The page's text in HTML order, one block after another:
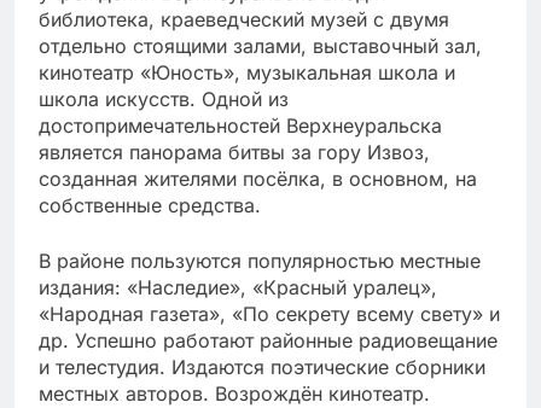
библиотека, краеведческий музей с двумя
отдельно стоящими залами, выставочный зал,
кинотеатр «Юность», музыкальная школа и
школа искусств. Одной из
достопримечательностей Верхнеуральска
является панорама битвы за гору Извоз,
созданная жителями посёлка, в основном, на
собственные средства.
В районе пользуются популярностью местные
издания: «Наследие», «Красный уралец»,
«Народная газета», «По секрету всему свету» и
др. Успешно работают районные радиовещание
и телестудия. Издаются поэтические сборники
местных авторов. Возрождён кинотеатр.